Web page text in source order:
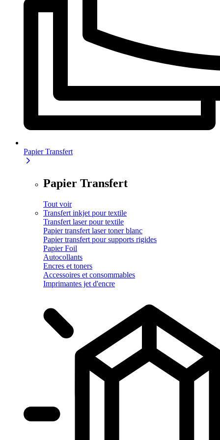
Papier Transfert
Papier Transfert
Tout voir
Transfert inkjet pour textile
Transfert laser pour textile
Papier transfert laser toner blanc
Papier transfert pour supports rigides
Papier Foil
Autocollants
Encres et toners
Accessoires et consommables
Imprimantes jet d'encre